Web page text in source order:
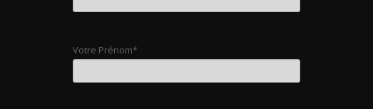
Votre Prénom*